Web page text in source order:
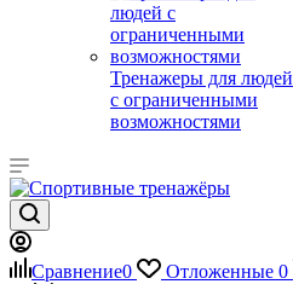
Тренажеры для людей
с ограниченными
возможностями
Сравнение0 Отложенные 0